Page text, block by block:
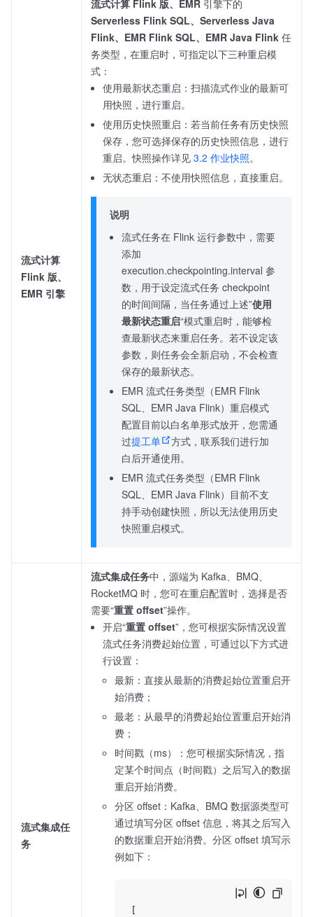
流式计算
Flink 版、
EMR 引擎
流式计算 Flink 版、EMR 引擎下的
Serverless Flink SQL、Serverless Java
Flink、EMR Flink SQL、EMR Java Flink 任
务类型，在重启时，可指定以下三种重启模
式：
使用最新状态重启：扫描流式作业的最新可
用快照，进行重启。
使用历史快照重启：若当前任务有历史快照
保存，您可选择保存的历史快照信息，进行
重启。快照操作详见 3.2 作业快照。
无状态重启：不使用快照信息，直接重启。
说明
流式任务在 Flink 运行参数中，需要
添加
execution.checkpointing.interval 参
数，用于设定流式任务 checkpoint
的时间间隔，当任务通过上述”使用
最新状态重启“模式重启时，能够检
查最新状态来重启任务。若不设定该
参数，则任务会全新启动，不会检查
保存的最新状态。
EMR 流式任务类型（EMR Flink
SQL、EMR Java Flink）重启模式
配置目前以白名单形式放开，您需通
过提工单
方式，联系我们进行加
白后开通使用。
EMR 流式任务类型（EMR Flink
SQL、EMR Java Flink）目前不支
持手动创建快照，所以无法使用历史
快照重启模式。
流式集成任
务
流式集成任务中，源端为 Kafka、BMQ、
RocketMQ 时，您可在重启配置时，选择是否
需要“重置 offset”操作。
开启“重置 offset”，您可根据实际情况设置
流式任务消费起始位置，可通过以下方式进
行设置：
最新：直接从最新的消费起始位置重启开
始消费；
最老：从最早的消费起始位置重启开始消
费；
时间戳（ms）：您可根据实际情况，指
定某个时间点（时间戳）之后写入的数据
重启开始消费。
分区 offset：Kafka、BMQ 数据源类型可
通过填写分区 offset 信息，将其之后写入
的数据重启开始消费。分区 offset 填写示
例如下：
[